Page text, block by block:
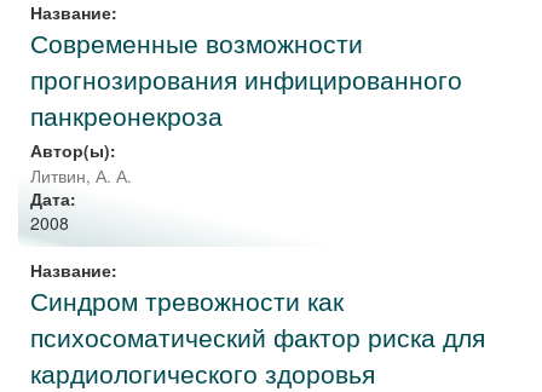
Название:
Современные возможности
прогнозирования инфицированного
панкреонекроза
Автор(ы):
Литвин, А. А.
Дата:
2008
Название:
Синдром тревожности как
психосоматический фактор риска для
кардиологического здоровья